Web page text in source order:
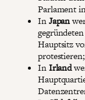
Parlament
InJapan
Hauptsitz
protestieren;
InIrland